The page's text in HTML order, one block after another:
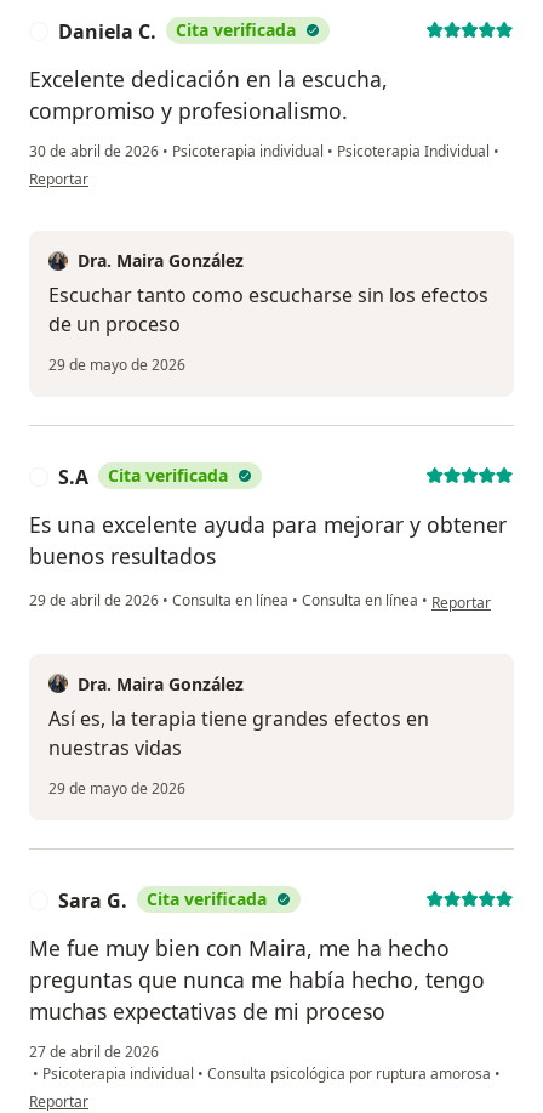
Daniela C. Cita verificada
Excelente dedicación en la escucha,
compromiso y profesionalismo.
30 de abril de 2026 • Psicoterapia individual • Psicoterapia Individual •
en opinión del usuario Daniela C.
Reportar
Dra. Maira González
Escuchar tanto como escucharse sin los efectos
de un proceso
29 de mayo de 2026
S.A Cita verificada
Es una excelente ayuda para mejorar y obtener
buenos resultados
29 de abril de 2026 • Consulta en línea • Consulta en línea • en opinión del
Reportar
Dra. Maira González
Así es, la terapia tiene grandes efectos en
nuestras vidas
29 de mayo de 2026
Sara G. Cita verificada
Me fue muy bien con Maira, me ha hecho
preguntas que nunca me había hecho, tengo
muchas expectativas de mi proceso
27 de abril de 2026
• Psicoterapia individual • Consulta psicológica por ruptura amorosa •
en opinión del usuario Sara G.
Reportar